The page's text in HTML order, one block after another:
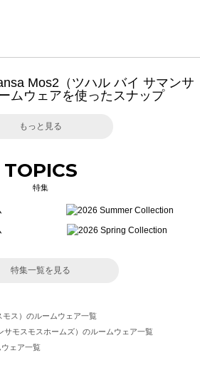
Mos2（ツハル バイ サマンサ
ムウェアを使ったスナップ
もっと見る
TOPICS
特集
特集一覧を見る
ス）のルームウェア一覧
サモスモスホームズ）のルームウェア一覧
ェア一覧
ハルバイサマンサモスモス）のルームウェア一覧